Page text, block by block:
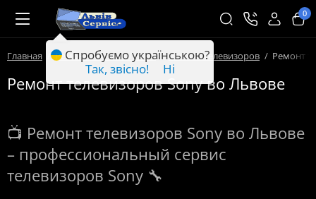
0
Главная Ремонт техники Львов Ремонт телевизоров Ремонт
Ремонт телевизоров Sony во Львове
📺 Ремонт телевизоров Sony во Львове
– профессиональный сервис
телевизоров Sony 🔧
Спробуємо українською?
Так, звісно!
Ні